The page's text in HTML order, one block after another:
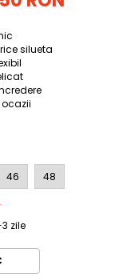
silueta
ocazii
46 48
3 zile